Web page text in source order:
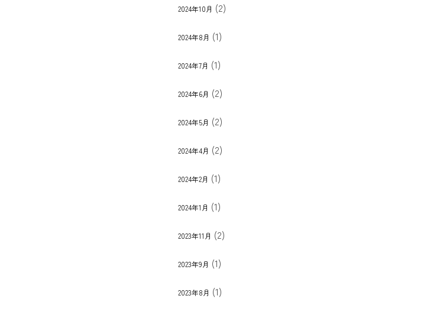
2024年10月 (2)
2024年8月 (1)
2024年7月 (1)
2024年6月 (2)
2024年5月 (2)
2024年4月 (2)
2024年2月 (1)
2024年1月 (1)
2023年11月 (2)
2023年9月 (1)
2023年8月 (1)